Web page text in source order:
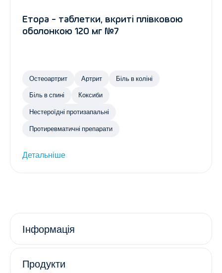
Етора - таблетки, вкриті плівковою
оболонкою 120 мг №7
Остеоартрит Артрит Біль в коліні
Біль в спині Коксиби
Нестероїдні протизапальні
Протиревматичні препарати
Детальніше
Інформація
Продукти